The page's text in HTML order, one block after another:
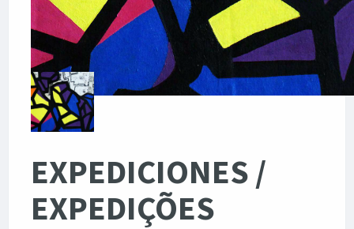
Ampliar
EXPEDICIONES /
EXPEDIÇÕES